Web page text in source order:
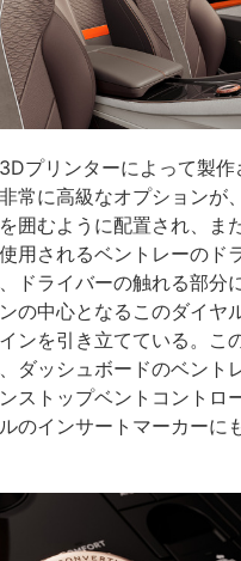
プリンターによって製作
常に高級なオプションが
囲むように配置され、ま
用されるベントレーのド
ドライバーの触れる部分
の中心となるこのダイヤ
ンを引き立てている。こ
ダッシュボードのベント
ストップベントコントロ
のインサートマーカーに